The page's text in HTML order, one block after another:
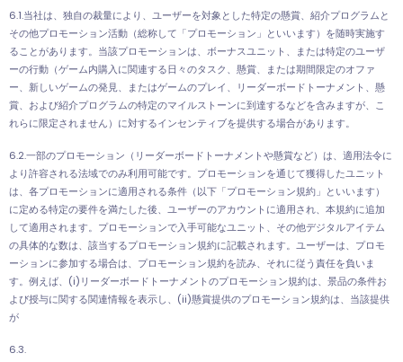
6.1.当社は、独自の裁量により、ユーザーを対象とした特定の懸賞、紹介プログラムと
その他プロモーション活動（総称して「プロモーション」といいます）を随時実施す
ることがあります。当該プロモーションは、ボーナスユニット、または特定のユーザ
ーの行動（ゲーム内購入に関連する日々のタスク、懸賞、または期間限定のオファ
ー、新しいゲームの発見、またはゲームのプレイ、リーダーボードトーナメント、懸
賞、および紹介プログラムの特定のマイルストーンに到達するなどを含みますが、こ
れらに限定されません）に対するインセンティブを提供する場合があります。
6.2.一部のプロモーション（リーダーボードトーナメントや懸賞など）は、適用法令に
より許容される法域でのみ利用可能です。プロモーションを通じて獲得したユニット
は、各プロモーションに適用される条件（以下「プロモーション規約」といいます）
に定める特定の要件を満たした後、ユーザーのアカウントに適用され、本規約に追加
して適用されます。プロモーションで入手可能なユニット、その他デジタルアイテム
の具体的な数は、該当するプロモーション規約に記載されます。ユーザーは、プロモ
ーションに参加する場合は、プロモーション規約を読み、それに従う責任を負いま
す。例えば、(i)リーダーボードトーナメントのプロモーション規約は、景品の条件お
よび授与に関する関連情報を表示し、(ii)懸賞提供のプロモーション規約は、当該提供
が
6.3.